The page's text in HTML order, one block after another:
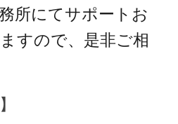
所にてサポートお
すので、是非ご相